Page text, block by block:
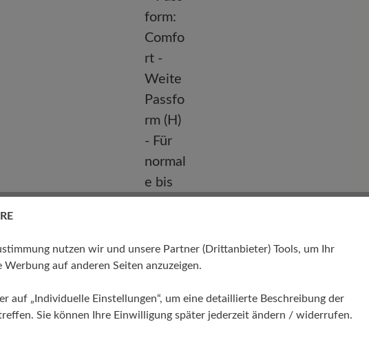
chromfrei
Passform
Comfort - Weite Passform (H) - Für
nutzen wir und unsere Partner (Drittanbieter) Tools, um Ihr
auf anderen Seiten anzuzeigen.
auf „Individuelle Einstellungen“, um eine detaillierte Beschreibung der
Sie können Ihre Einwilligung später jederzeit ändern / widerrufen.